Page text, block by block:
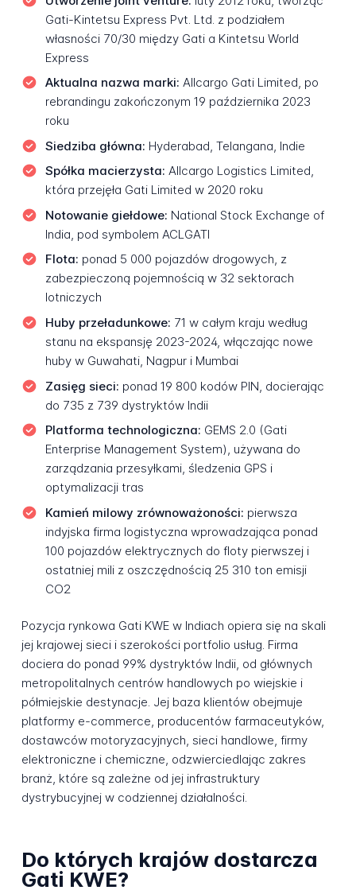
Gati-Kintetsu Express Pvt. Ltd. z podziałem
własności 70/30 między Gati a Kintetsu World
Express
Aktualna nazwa marki: Allcargo Gati Limited, po
rebrandingu zakończonym 19 października 2023
roku
Siedziba główna: Hyderabad, Telangana, Indie
Spółka macierzysta: Allcargo Logistics Limited,
która przejęła Gati Limited w 2020 roku
Notowanie giełdowe: National Stock Exchange of
India, pod symbolem ACLGATI
Flota: ponad 5 000 pojazdów drogowych, z
zabezpieczoną pojemnością w 32 sektorach
lotniczych
Huby przeładunkowe: 71 w całym kraju według
stanu na ekspansję 2023-2024, włączając nowe
huby w Guwahati, Nagpur i Mumbai
Zasięg sieci: ponad 19 800 kodów PIN, docierając
do 735 z 739 dystryktów Indii
Platforma technologiczna: GEMS 2.0 (Gati
Enterprise Management System), używana do
zarządzania przesyłkami, śledzenia GPS i
optymalizacji tras
Kamień milowy zrównoważoności: pierwsza
indyjska firma logistyczna wprowadzająca ponad
100 pojazdów elektrycznych do floty pierwszej i
ostatniej mili z oszczędnością 25 310 ton emisji
CO2
Pozycja rynkowa Gati KWE w Indiach opiera się na skali
jej krajowej sieci i szerokości portfolio usług. Firma
dociera do ponad 99% dystryktów Indii, od głównych
metropolitalnych centrów handlowych po wiejskie i
półmiejskie destynacje. Jej baza klientów obejmuje
platformy e-commerce, producentów farmaceutyków,
dostawców motoryzacyjnych, sieci handlowe, firmy
elektroniczne i chemiczne, odzwierciedlając zakres
branż, które są zależne od jej infrastruktury
dystrybucyjnej w codziennej działalności.
Do których krajów dostarcza
Gati KWE?